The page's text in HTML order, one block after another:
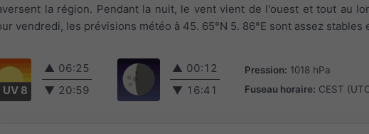
la région. Pendant la nuit, le vent vient de l'ouest et tout au
vendredi, les prévisions météo à 45. 65°N 5. 86°E sont assez
UV 8
▲ 06:25
▼ 20:59
▲ 00:12
▼ 16:41
Pression: 1018 hPa
Fuseau horaire: CEST